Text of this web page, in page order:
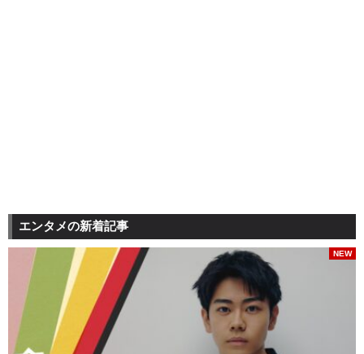
エンタメの新着記事
NEW